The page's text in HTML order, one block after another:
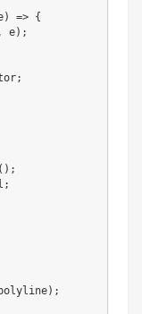
) => {
e) ;
;
( ) ;
;
) ;